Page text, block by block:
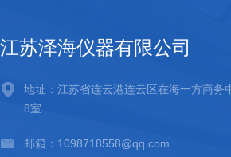
江苏泽海仪器有限公司
地址：江苏省连云港连云区在海一方商务
8室
邮箱：1098718558@qq.com